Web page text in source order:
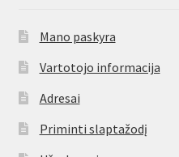
Mano paskyra
Vartotojo informacija
Adresai
Priminti slaptažodį